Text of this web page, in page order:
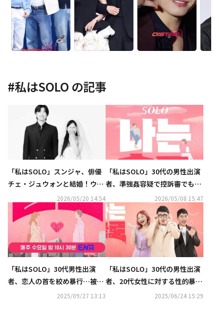
#私はSOLO の記事
「私はSOLO」スンジャ、俳優
チェ・ジュウォンと結婚！ウエ
ディング写真を続々公開
2026/05/20 14:54
「私はSOLO」30代の男性出演
者、準強姦容疑で控訴審でも有
2026/05/08 15:47
「私はSOLO」30代男性出演
者、恋人の首を絞め暴行…被害
女性が苦痛を明かす“うつ病・
2025/09/27 13:13
「私はSOLO」30代の男性出演
者、20代女性に対する性的暴行
の疑いで緊急逮捕2025/06/24 15:29